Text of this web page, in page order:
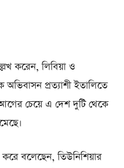
করেন, লিবিয়া ও
অভিবাসন প্রত্যাশী ইতালিতে
চেয়ে এ দেশ দুটি থেকে
করে বলেছেন, তিউনিশিয়ার